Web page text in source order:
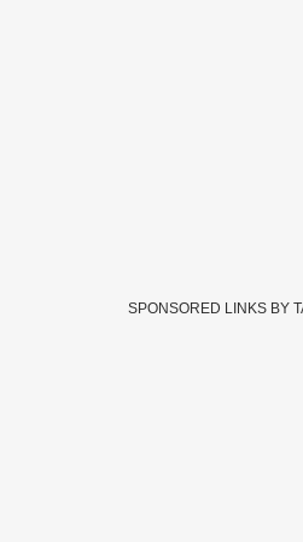
SPONSORED LINKS BY